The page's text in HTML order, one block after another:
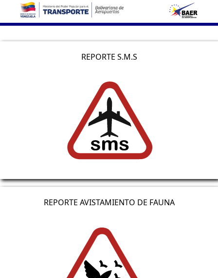
REPORTE S.M.S
REPORTE AVISTAMIENTO DE FAUNA